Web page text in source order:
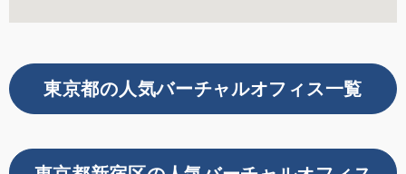
東京都の人気バーチャルオフィス一覧